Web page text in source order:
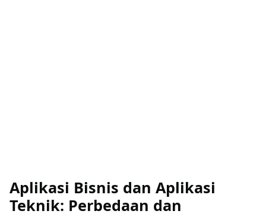
Aplikasi Bisnis dan Aplikasi
Teknik: Perbedaan dan